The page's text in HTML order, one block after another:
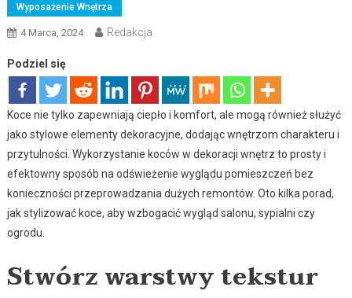
Wyposażenie Wnętrza
4 Marca, 2024 Redakcja
Podziel się
Koce nie tylko zapewniają ciepło i komfort, ale mogą również służyć
jako stylowe elementy dekoracyjne, dodając wnętrzom charakteru i
przytulności. Wykorzystanie koców w dekoracji wnętrz to prosty i
efektowny sposób na odświeżenie wyglądu pomieszczeń bez
konieczności przeprowadzania dużych remontów. Oto kilka porad,
jak stylizować koce, aby wzbogacić wygląd salonu, sypialni czy
ogrodu.
Stwórz warstwy tekstur